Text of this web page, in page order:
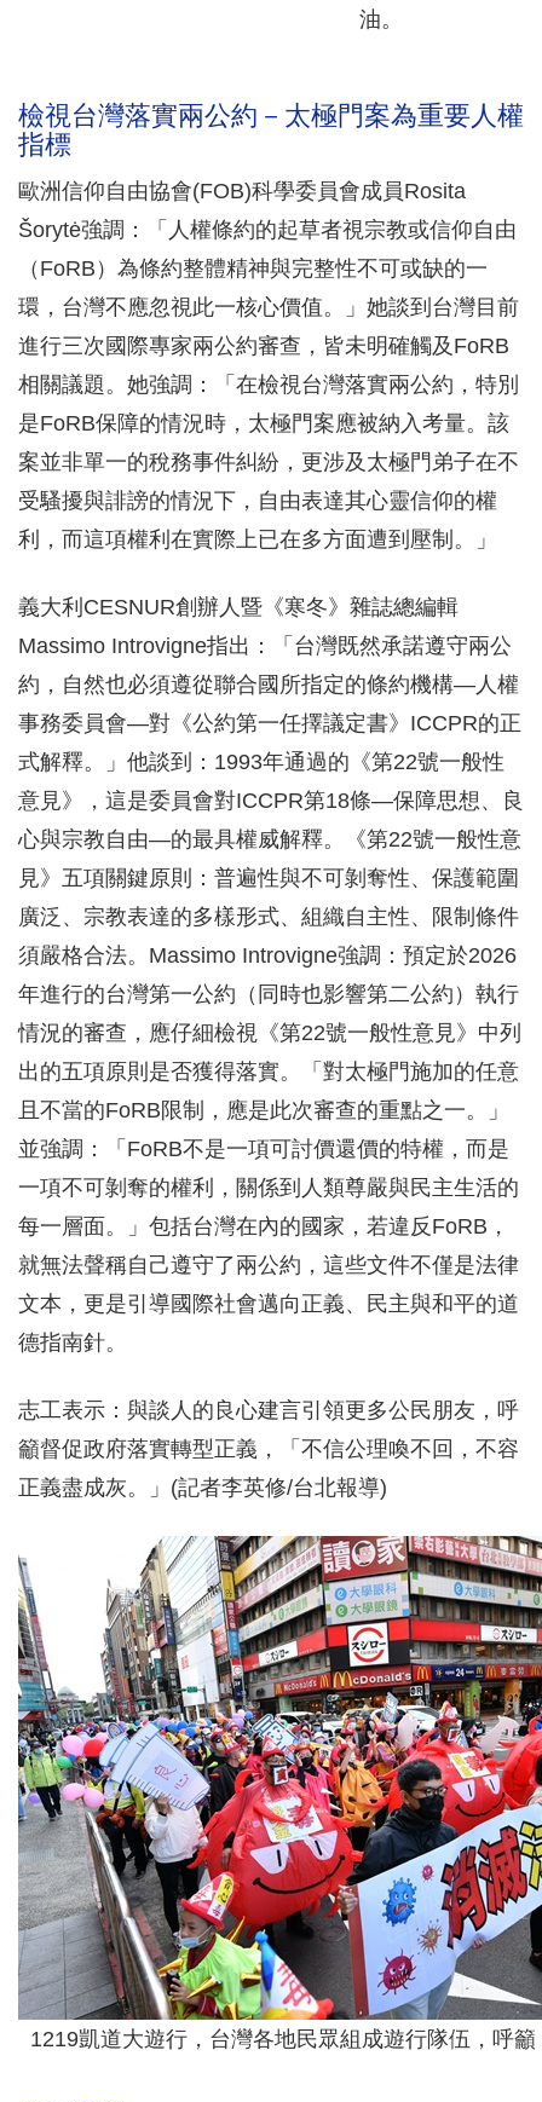
油。
檢視台灣落實兩公約－太極門案為重要人權
指標
歐洲信仰自由協會(FOB)科學委員會成員Rosita
Šorytė強調：「人權條約的起草者視宗教或信仰自由
（FoRB）為條約整體精神與完整性不可或缺的一
環，台灣不應忽視此一核心價值。」她談到台灣目前
進行三次國際專家兩公約審查，皆未明確觸及FoRB
相關議題。她強調：「在檢視台灣落實兩公約，特別
是FoRB保障的情況時，太極門案應被納入考量。該
案並非單一的稅務事件糾紛，更涉及太極門弟子在不
受騷擾與誹謗的情況下，自由表達其心靈信仰的權
利，而這項權利在實際上已在多方面遭到壓制。」
義大利CESNUR創辦人暨《寒冬》雜誌總編輯
Massimo Introvigne指出：「台灣既然承諾遵守兩公
約，自然也必須遵從聯合國所指定的條約機構—人權
事務委員會—對《公約第一任擇議定書》ICCPR的正
式解釋。」他談到：1993年通過的《第22號一般性
意見》，這是委員會對ICCPR第18條—保障思想、良
心與宗教自由—的最具權威解釋。《第22號一般性意
見》五項關鍵原則：普遍性與不可剝奪性、保護範圍
廣泛、宗教表達的多樣形式、組織自主性、限制條件
須嚴格合法。Massimo Introvigne強調：預定於2026
年進行的台灣第一公約（同時也影響第二公約）執行
情況的審查，應仔細檢視《第22號一般性意見》中列
出的五項原則是否獲得落實。「對太極門施加的任意
且不當的FoRB限制，應是此次審查的重點之一。」
並強調：「FoRB不是一項可討價還價的特權，而是
一項不可剝奪的權利，關係到人類尊嚴與民主生活的
每一層面。」包括台灣在內的國家，若違反FoRB，
就無法聲稱自己遵守了兩公約，這些文件不僅是法律
文本，更是引導國際社會邁向正義、民主與和平的道
德指南針。
志工表示：與談人的良心建言引領更多公民朋友，呼
籲督促政府落實轉型正義，「不信公理喚不回，不容
正義盡成灰。」(記者李英修/台北報導)
1219凱道大遊行，台灣各地民眾組成遊行隊伍，呼